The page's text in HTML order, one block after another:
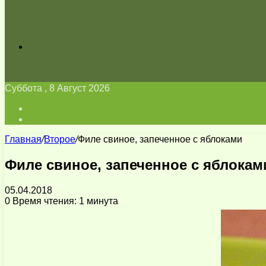
Суббота , 8 Август 2026
Главная/Второе/Филе свиное, запеченное с яблоками
Филе свиное, запеченное с
05.04.2018
0 Время чтения: 1 минута